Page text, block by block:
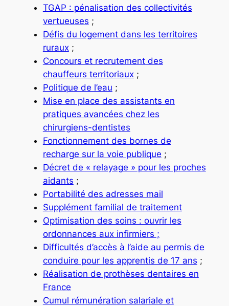
TGAP : pénalisation des collectivités
vertueuses ;
Défis du logement dans les territoires
ruraux;
Concours et recrutement des
chauffeurs territoriaux;
Politique de l’eau ;
Mise en place des assistants en
pratiques avancées chez les
chirurgiens-dentistes
Fonctionnement des bornes de
recharge sur la voie publique ;
Décret de « relayage » pour les proches
aidants ;
Portabilité des adresses mail
Supplément familial de traitement
Optimisation des soins : ouvrir les
ordonnances aux infirmiers ;
Difficultés d’accès à l’aide au permis de
conduire pour les apprentis de 17 ans ;
Réalisation de prothèses dentaires en
France
Cumul rémunération salariale et